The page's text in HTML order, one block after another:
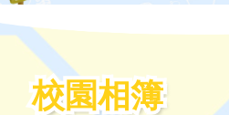
校園相簿
校園相簿